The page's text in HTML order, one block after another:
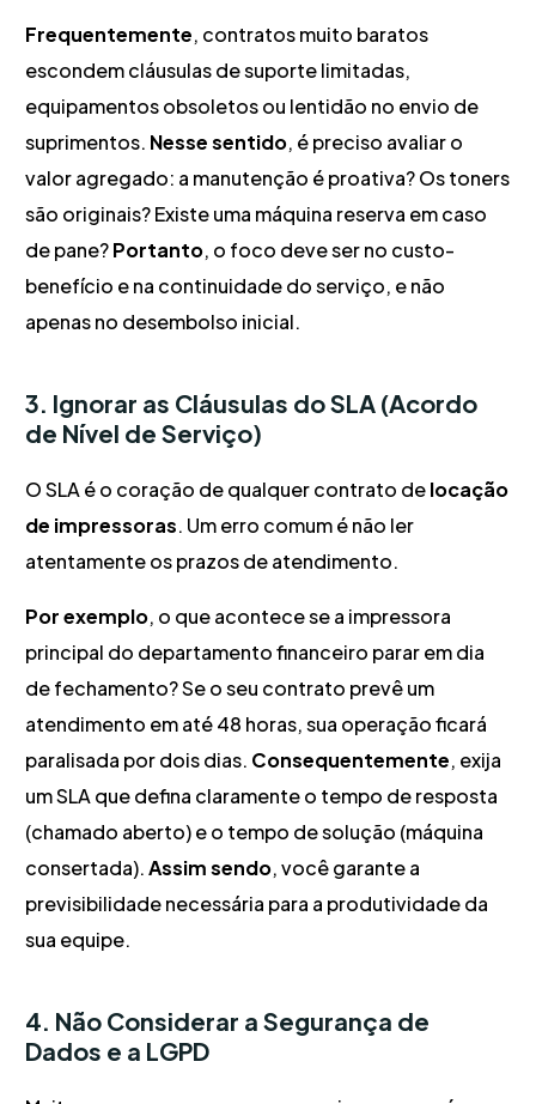
Frequentemente, contratos muito baratos
escondem cláusulas de suporte limitadas,
equipamentos obsoletos ou lentidão no envio de
suprimentos. Nesse sentido, é preciso avaliar o
valor agregado: a manutenção é proativa? Os toners
são originais? Existe uma máquina reserva em caso
de pane?Portanto, o foco deve ser no custo-
benefício e na continuidade do serviço, e não
apenas no desembolso inicial.
3. Ignorar as Cláusulas do SLA (Acordo
de Nível de Serviço)
O SLA é o coração de qualquer contrato delocação
de impressoras. Um erro comum é não ler
atentamente os prazos de atendimento.
Por exemplo, o que acontece se a impressora
principal do departamento financeiro parar em dia
de fechamento? Se o seu contrato prevê um
atendimento em até 48 horas, sua operação ficará
paralisada por dois dias. Consequentemente, exija
um SLA que defina claramente o tempo de resposta
(chamado aberto) e o tempo de solução (máquina
consertada).Assim sendo, você garante a
previsibilidade necessária para a produtividade da
sua equipe.
4. Não Considerar a Segurança de
Dados e a LGPD